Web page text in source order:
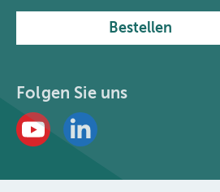
Bestellen
Folgen Sie uns